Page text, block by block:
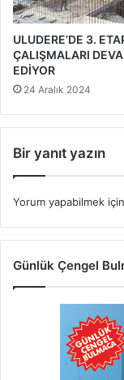
ULUDERE’DE 3.
ÇALIŞMALARI
EDİYOR
24 Aralık 2024
Bir yanıt yazın
Yorum yapabilmek için
Günlük Çengel